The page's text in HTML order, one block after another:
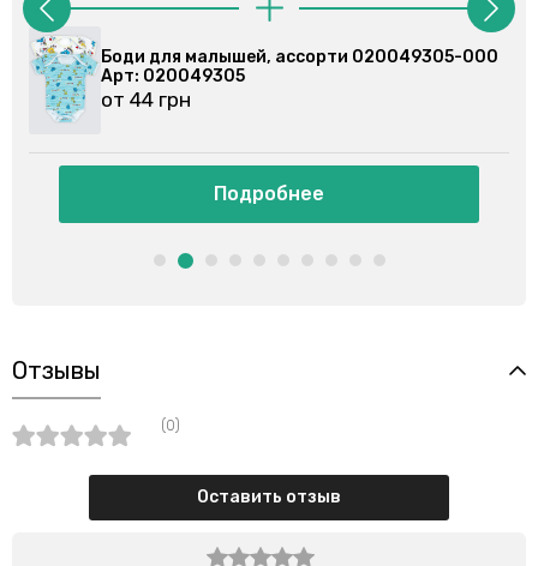
малышей, ассорти 020049305-000
Боди для
Отзывы
(0)
Оставить отзыв